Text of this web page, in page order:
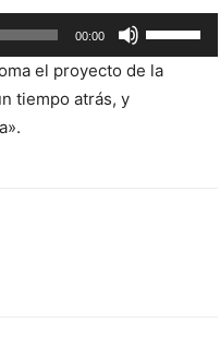
arriba/abajo
para
aumentar
00:00
las
teclas
el proyecto de la
tiempo atrás, y